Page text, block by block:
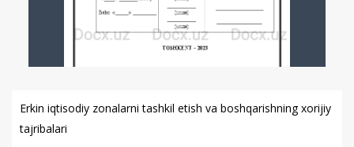
Erkin iqtisodiy zonalarni tashkil etish va boshqarishning xorijiy
tajribalari